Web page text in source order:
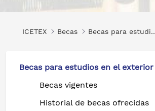
ICETEX Becas Becas para
Becas para estudios en el exterior
Becas vigentes
Historial de becas ofrecidas